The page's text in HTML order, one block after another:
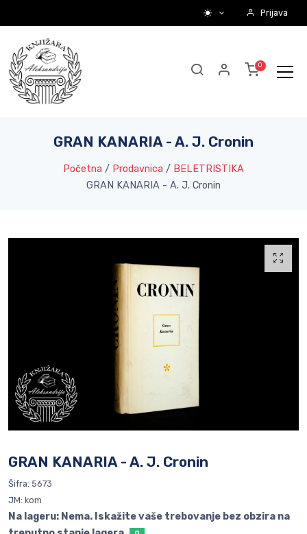
Prijava
GRAN KANARIA - A. J. Cronin
Početna / Prodavnica / BELETRISTIKA
GRAN KANARIA - A. J. Cronin
GRAN KANARIA - A. J. Cronin
Šifra: 5673
JM: kom
Na lageru: Nema. Iskažite vaše trebovanje bez obzira na